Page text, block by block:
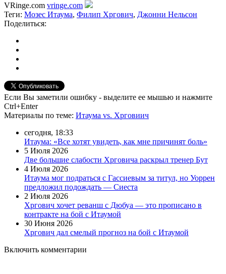
VRinge.com vringe.com
Теги: Мозес Итаума, Филип Хргович, Джонни Нельсон
Поделиться:
Если Вы заметили ошибку - выделите ее мышью и нажмите
Ctrl+Enter
Материалы по теме: Итаума vs. Хрговиич
сегодня, 18:33
Итаума: «Все хотят увидеть, как мне причинят боль»
5 Июля 2026
Две большие слабости Хрговича раскрыл тренер Бут
4 Июля 2026
Итаума мог подраться с Гассиевым за титул, но Уоррен
предложил подождать — Сиеста
2 Июля 2026
Хргович хочет реванш с Дюбуа — это прописано в
контракте на бой с Итаумой
30 Июня 2026
Хргович дал смелый прогноз на бой с Итаумой
Включить комментарии